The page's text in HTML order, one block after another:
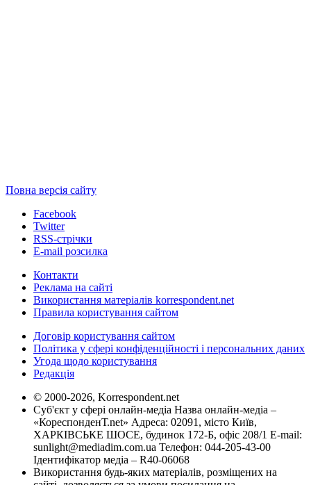
Повна версія сайту
Facebook
Twitter
RSS-стрічки
E-mail розсилка
Контакти
Реклама на сайті
Використання матеріалів korrespondent.net
Правила користування сайтом
Договір користування сайтом
Політика у сфері конфіденційності і персональних даних
Угода щодо користування
Редакція
© 2000-2026, Korrespondent.net
Суб'єкт у сфері онлайн-медіа Назва онлайн-медіа –
«КореспонденТ.net» Адреса: 02091, місто Київ,
ХАРКІВСЬКЕ ШОСЕ, будинок 172-Б, офіс 208/1 E-mail:
sunlight@mediadim.com.ua Телефон: 044-205-43-00
Ідентифікатор медіа – R40-06068
Використання будь-яких матеріалів, розміщених на